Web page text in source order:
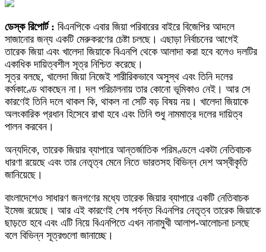
ডেস্ক রিপোর্ট : বিএনপিকে এবার জিয়া পরিবারের বাইরে বিজেপির আদলে
সাজানোর জন্য একটি মেরুকরণের চেষ্টা চলছে। এছাড়া নির্বাচনের আগেই
তারেক জিয়া এবং খালেদা জিয়াকে বিএনপি থেকে আলাদা করা হবে বলেও দলটির
একাধিক দায়িত্বশীল সূত্র নিশ্চিত করেছে।
সূত্র বলছে, খালেদা জিয়া নিজেই শারীরিকভাবে অসুস্থ এবং তিনি দলের
কর্মকাণ্ডে থাকছেন না। দল পরিচালনায় তার কোনো ভূমিকাও নেই। আর সে
কারণেই তিনি দলে থাকল কি, থাকল না সেটি বড় বিষয় নয়। খালেদা জিয়াকে
অলংকারিক প্রধান হিসেবে রাখা হবে এবং তিনি শুধু নামমাত্র দলের দায়িত্ব
পালন করবেন।
অন্যদিকে, তারেক জিয়ার ব্যাপারে আন্তর্জাতিক পরিমণ্ডলে একটা নেতিবাচক
ধারণা রয়েছে এবং তার নেতৃত্ব মেনে নিতে ভারতসহ বিভিন্ন দেশ অস্বীকৃতি
জানিয়েছে।
বাংলাদেশেও সাধারণ জনগণের মধ্যে তারেক জিয়ার ব্যাপারে একটি নেতিবাচক
ইমেজ রয়েছে। আর এই কারণেই শেষ পর্যন্ত বিএনপির নেতৃত্ব তারেক জিয়াকে
ছাড়তে হবে এবং এটি নিয়ে বিএনপিতে এখন নানামুখী আলাপ-আলোচনা চলছে
বলে বিভিন্ন সূত্রগুলো জানাচ্ছে।